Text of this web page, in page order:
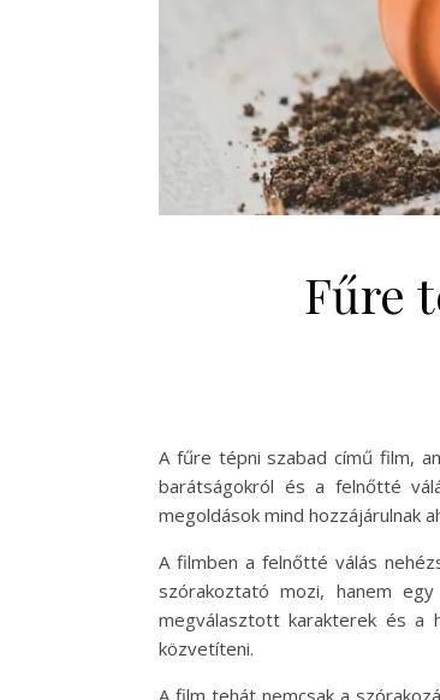
Fűre
A fűre tépni szabad című film,
barátságokról és a felnőtté
megoldások mind hozzájárulnak
A filmben a felnőtté válás
szórakoztató mozi, hanem
megválasztott karakterek és a
közvetíteni.
A film tehát nemcsak a